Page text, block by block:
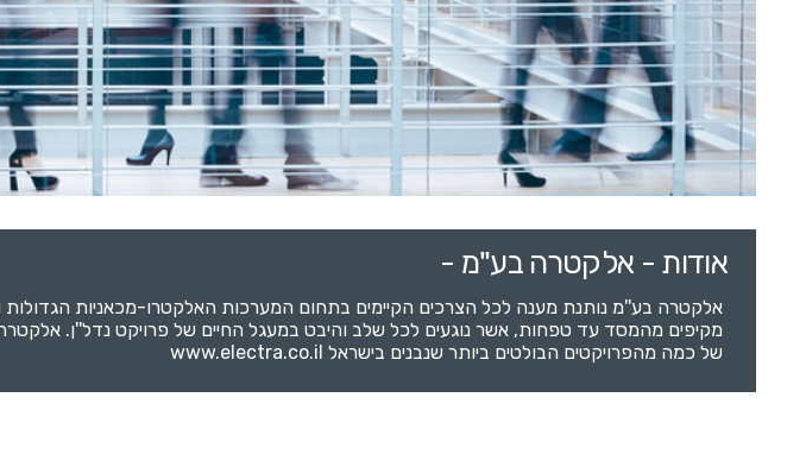
אודות - אלקטרה בע"מ -
אלקטרה בע''מ נותנת מענה לכל הצרכים הקיימים בתחום המערכות האלקטרו-מכאניות
מקיפים מהמסד עד טפחות, אשר נוגעים לכל שלב והיבט במעגל החיים של פרויקט נדל''ן.
של כמה מהפרויקטים הבולטים ביותר שנבנים בישראל www.electra.co.il